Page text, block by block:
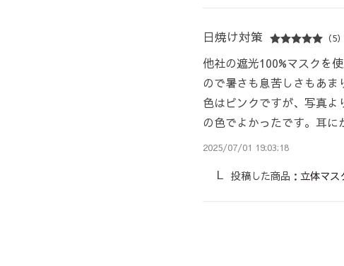
日焼け対策 （5）
他社の遮光100%マスクを
ので暑さも息苦しさもあま
色はピンクですが、写真
の色でよかったです。耳に
2025/07/01 19:03:18
投稿した商品： 立体マス